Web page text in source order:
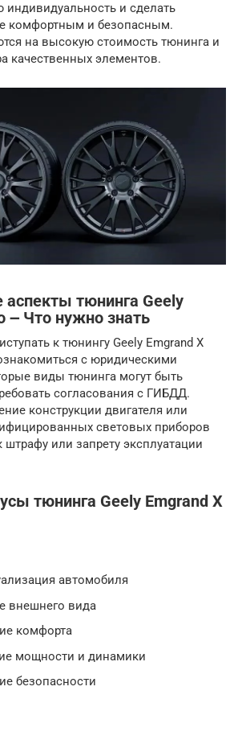
индивидуальность и сделать
комфортным и безопасным.
на высокую стоимость тюнинга и
качественных элементов.
тюнинга Geely
౼ Что нужно знать
к тюнингу Geely Emgrand X
с юридическими
виды тюнинга могут быть
согласования с ГИБДД.
конструкции двигателя или
световых приборов
или запрету эксплуатации
тюнинга Geely Emgrand X
автомобиля
внешнего вида
комфорта
мощности и динамики
безопасности